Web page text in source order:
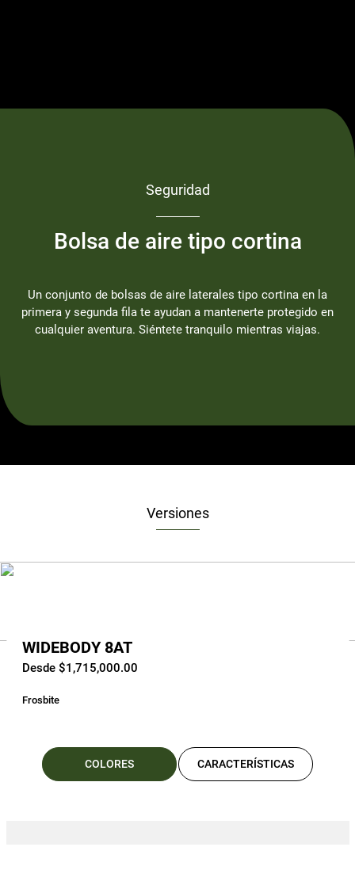
Seguridad
Bolsa de aire tipo cortina
Un conjunto de bolsas de aire laterales tipo cortina en la
primera y segunda fila te ayudan a mantenerte protegido en
cualquier aventura. Siéntete tranquilo mientras viajas.
Versiones
WIDEBODY 8AT
Desde $1,715,000.00
Frosbite
COLORES CARACTERÍSTICAS